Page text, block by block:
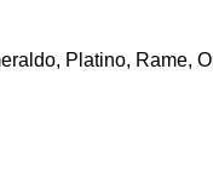
Platino, Rame,